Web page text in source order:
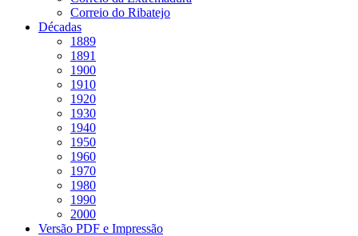
Correio do Ribatejo
Décadas
1889
1891
1900
1910
1920
1930
1940
1950
1960
1970
1980
1990
2000
Versão PDF e Impressão